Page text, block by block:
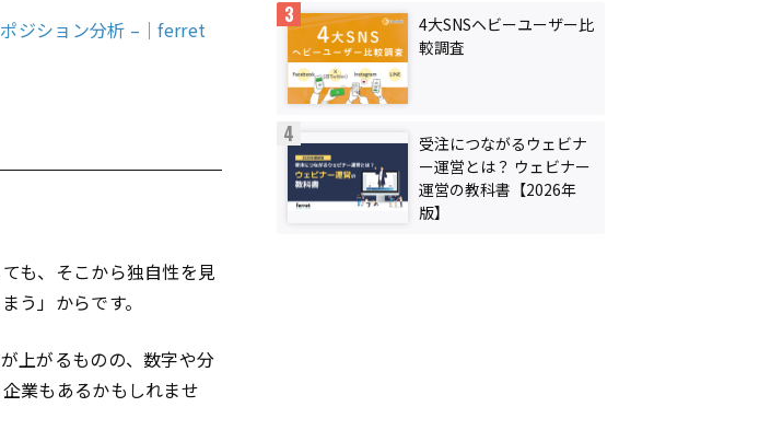
ジション分析 –｜ferret
も、そこから独自性を見
う」からです。
上がるものの、数字や分
業もあるかもしれませ
4大SNSヘビーユーザー比
較調査
受注につながるウェビナ
ー運営とは？ ウェビナー
運営の教科書【2026年
版】